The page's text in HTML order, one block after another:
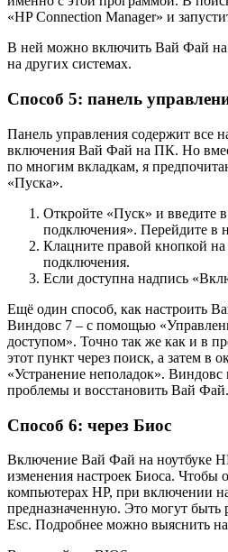
«HP Connection Manager» и
В ней можно включить Вай Фай на
на других системах.
Способ 5: панель
Панель управления содержит все
включения Вай Фай на ПК. Но
по многим вкладкам, я
«Пуска».
Откройте «Пуск» и введите
подключения». Перейдите в
Клацните правой кнопкой на
подключения.
Если доступна надпись
Ещё один способ, как настроить
Виндовс 7 – с помощью
доступом». Точно так же как и в
этот пункт через поиск, а затем в
«Устранение неполадок». Виндовс
проблемы и восстановить Вай Фай.
Способ 6: через Биос
Включение Вай Фай на ноутбуке
изменения настроек Биоса. Чтобы
компьютерах HP, при включении
предназначенную. Это могут быть
Esc. Подробнее можно выяснить на